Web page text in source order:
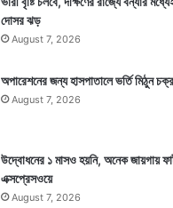
দোসর ঝড়
August 7, 2026
অপারেশনের জন্য হাসপাতালে ভর্তি মিঠুন
August 7, 2026
উদ্বোধনের ১ মাসও হয়নি, অনেক জায়গায়
এক্সপ্রেসওয়ে
August 7, 2026